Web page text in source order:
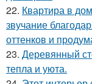
22. Квартира в
звучание
оттенков и
23. Деревянный
тепла и уюта.